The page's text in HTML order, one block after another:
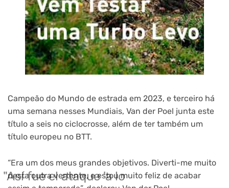
Campeão do Mundo de estrada em 2023, e terceiro há
uma semana nesses Mundiais, Van der Poel junta este
título a seis no ciclocrosse, além de ter também um
título europeu no BTT.
“Era um dos meus grandes objetivos. Diverti-me muito
nesta outra vertente, e estou muito feliz de acabar
"Así fue el ataque 'a lo